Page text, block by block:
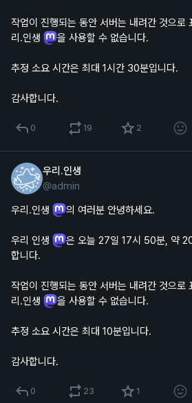
작업이 진행되는 동안 서버는 내려간 것으로
리.인생
을 사용할 수 없습니다.
추정 소요 시간은 최대 1시간 30분입니다.
감사합니다.
0 19 2
우리.인생
@admin
우리.인생
의 여러분 안녕하세요.
우리 인생
은 오늘 27일 17시 50분, 약 20
합니다.
작업이 진행되는 동안 서버는 내려간 것으로
리.인생
을 사용할 수 없습니다.
추정 소요 시간은 최대 10분입니다.
감사합니다.
0 23 1